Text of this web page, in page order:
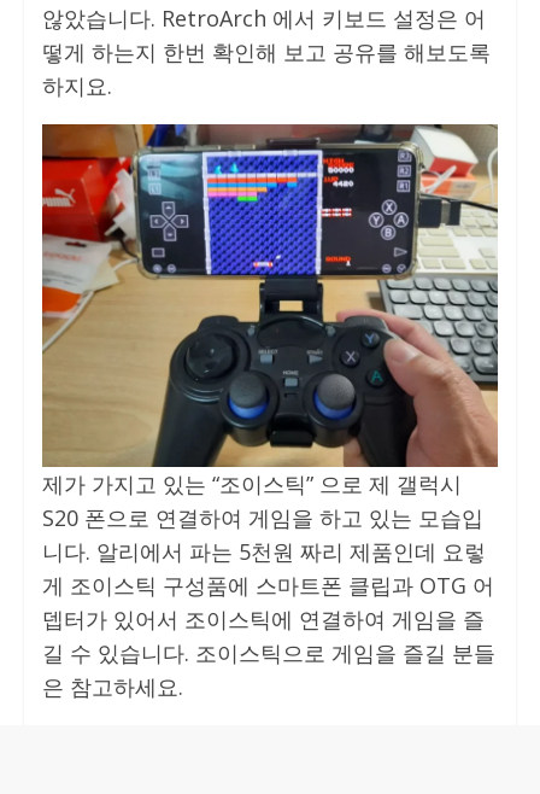
않았습니다. RetroArch 에서 키보드 설정은 어
떻게 하는지 한번 확인해 보고 공유를 해보도록
하지요.
제가 가지고 있는 “조이스틱” 으로 제 갤럭시
S20 폰으로 연결하여 게임을 하고 있는 모습입
니다. 알리에서 파는 5천원 짜리 제품인데 요렇
게 조이스틱 구성품에 스마트폰 클립과 OTG 어
뎁터가 있어서 조이스틱에 연결하여 게임을 즐
길 수 있습니다. 조이스틱으로 게임을 즐길 분들
은 참고하세요.